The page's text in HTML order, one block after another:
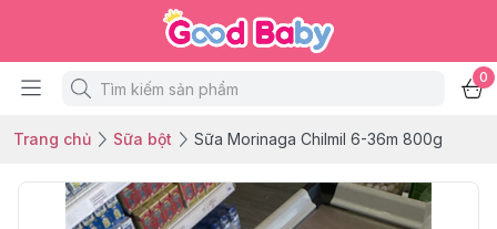
0
Trang chủ Sữa bột Sữa Morinaga Chilmil 6-36m 800g